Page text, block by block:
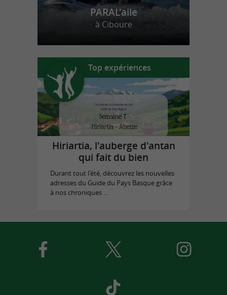
PARAL'aile
à Ciboure
Top expériences
Hiriartia, l'auberge d'antan
qui fait du bien
Durant tout l'été, découvrez les nouvelles
adresses du Guide du Pays Basque grâce
à nos chroniques ...